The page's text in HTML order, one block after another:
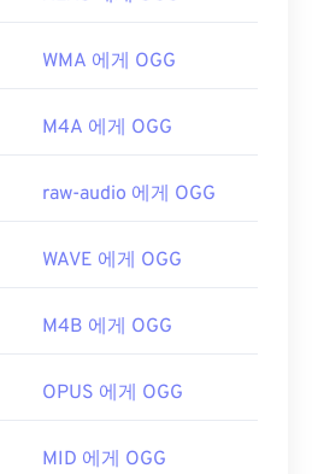
WMA 에게 OGG
M4A 에게 OGG
raw-audio 에게 OGG
WAVE 에게 OGG
M4B 에게 OGG
OPUS 에게 OGG
MID 에게 OGG